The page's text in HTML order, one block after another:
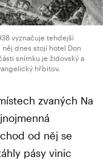
vyznačuje tehdejší
dnes stojí hotel Don
snímku je židovský a
hřbitov.
zvaných Na
od něj se
pásy vinic